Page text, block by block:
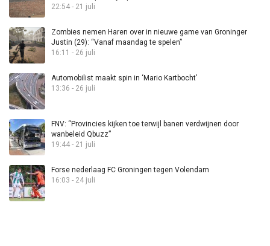
22:54 - 21 juli
Zombies nemen Haren over in nieuwe game van Groninger
Justin (29): “Vanaf maandag te spelen”
16:11 - 26 juli
Automobilist maakt spin in ‘Mario Kartbocht’
13:36 - 26 juli
FNV: “Provincies kijken toe terwijl banen verdwijnen door
wanbeleid Qbuzz”
19:44 - 21 juli
Forse nederlaag FC Groningen tegen Volendam
16:03 - 24 juli